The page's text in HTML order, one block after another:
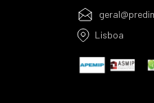
Lisboa